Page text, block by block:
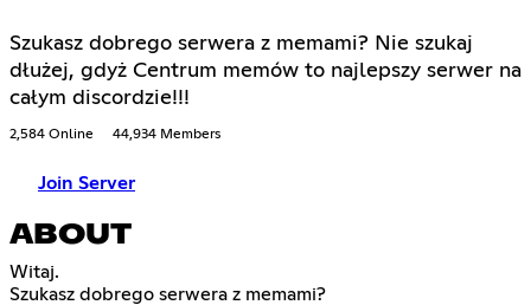
Szukasz dobrego serwera z memami? Nie szukaj
dłużej, gdyż Centrum memów to najlepszy serwer na
całym discordzie!!!
2,584 Online 44,934 Members
Join Server
ABOUT
Witaj.
Szukasz dobrego serwera z memami?